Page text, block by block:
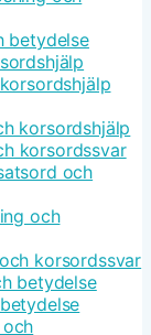
betydelse
korsordshjälp
korsordssvar
och
och
korsordssvar
betydelse